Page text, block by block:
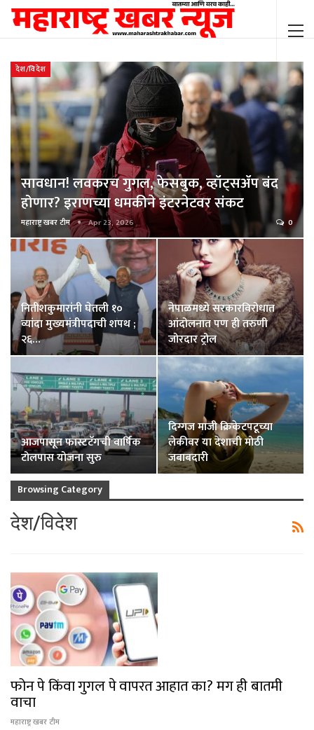
देश/विदेश
सावधान! लवकरच गुगल, फेसबुक, व्हॉट्सॲप बंद
होणार? इराणच्या धमकीने इंटरनेटवर संकट
महाराष्ट्र खबर टीम Apr 23, 2026 0
नितीशकुमारांनी घेतली १०
व्यांदा मुख्यमंत्रीपदाची शपथ ;
२६…
नेपाळमध्ये सरकारविरोधात
आंदोलनात पण ही तरुणी
जोरदार ट्रोल
आजपासून फास्टटॅगची वार्षिक
टोलपास योजना सुरु
दिग्गज माजी क्रिकेटपटूच्या
लेकीवर या देशाची मोठी
जबाबदारी
Browsing Category
देश/विदेश
फोन पे किंवा गुगल पे वापरत आहात का? मग ही बातमी
वाचा
महाराष्ट्र खबर टीम